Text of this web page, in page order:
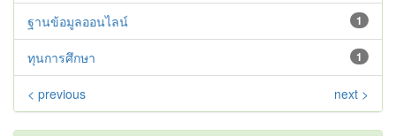
1
ฐานข้อมูลออนไลน์
1
ทุนการศึกษา
< previous next >